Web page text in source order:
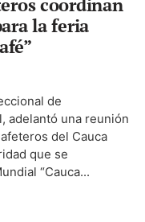
la feria
de
adelantó una reunión
del Cauca
que se
“Cauca...